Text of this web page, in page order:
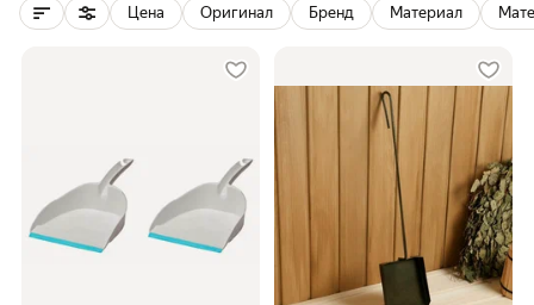
Цена Оригинал Бренд Материал